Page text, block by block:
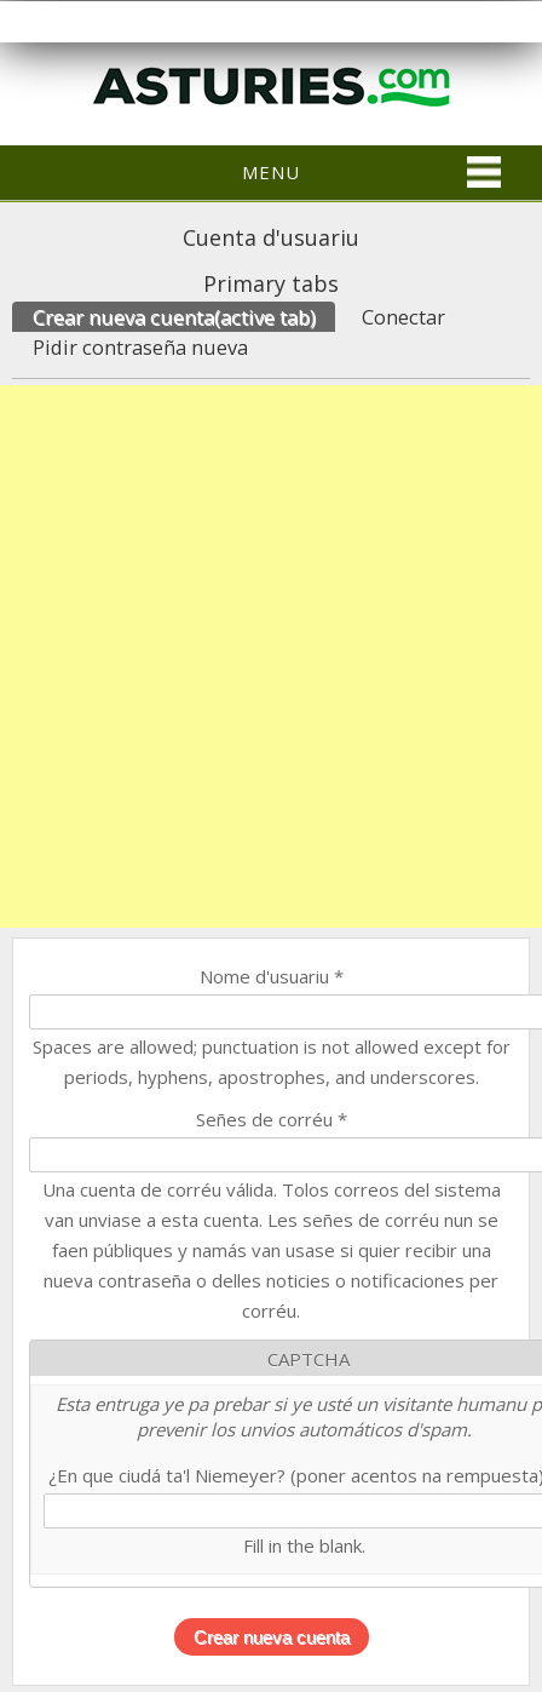
MENU
Cuenta d'usuariu
Primary tabs
Crear nueva cuenta(active tab)
Conectar
Pidir contraseña nueva
Nome d'usuariu *
Spaces are allowed; punctuation is not allowed except for
periods, hyphens, apostrophes, and underscores.
Señes de corréu *
Una cuenta de corréu válida. Tolos correos del sistema
van unviase a esta cuenta. Les señes de corréu nun se
faen públiques y namás van usase si quier recibir una
nueva contraseña o delles noticies o notificaciones per
corréu.
CAPTCHA
Esta entruga ye pa prebar si ye usté un visitante humanu
prevenir los unvios automáticos d'spam.
¿En que ciudá ta'l Niemeyer? (poner acentos na
Fill in the blank.